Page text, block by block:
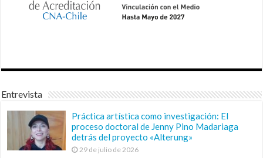
Entrevista
Práctica artística como investigación: El
proceso doctoral de Jenny Pino Madariaga
detrás del proyecto «Alterung»
29 de julio de 2026